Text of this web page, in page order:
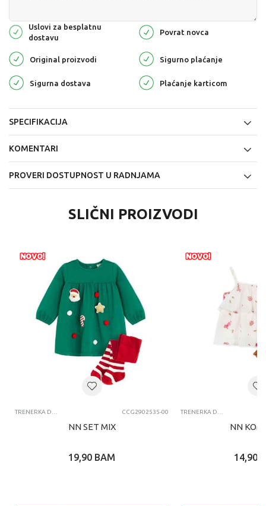
Uslovi za besplatnu
dostavu
Povrat novca
Original proizvodi Sigurno plaćanje
Sigurna dostava Plaćanje karticom
SPECIFIKACIJA
KOMENTARI
PROVERI DOSTUPNOST U RADNJAMA
SLIČNI PROIZVODI
CCG2902535-00
NN SET MIX
19,90 BAM
NN
14,90